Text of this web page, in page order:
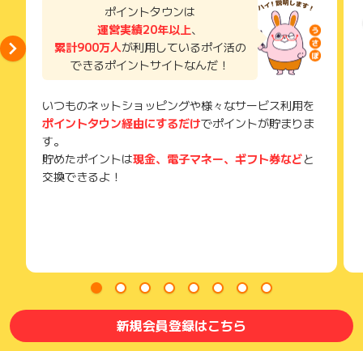
ポイントタウンは
運営実績20年以上、
累計900万人が利用しているポイ活の
できるポイントサイトなんだ！
いつものネットショッピングや様々なサービス利用を
ポイントタウン経由にするだけでポイントが貯まりま
す。
貯めたポイントは現金、電子マネー、ギフト券などと
交換できるよ！
新規会員登録はこちら